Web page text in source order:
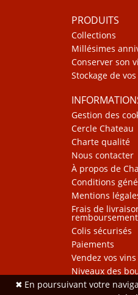
PRODUITS
Collections
Millésimes
Conserver son
Stockage de
Gestion des
Cercle Chateau
Charte qualité
Nous contacter
À propos de
Conditions
Mentions
Frais de
remboursement
Colis sécurisés
Paiements
Vendez vos vins
Niveaux des
✖ En poursuivant votre